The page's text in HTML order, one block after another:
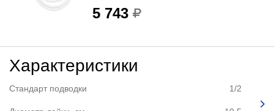
5 743
Характеристики
Стандарт подводки 1/2